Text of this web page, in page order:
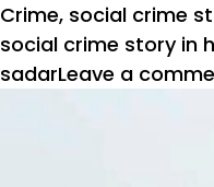
Crime, social crime
social crime story in
sadarLeave a